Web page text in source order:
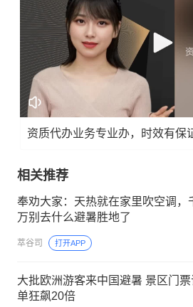
资质代办业务专业办，时效有保
相关推荐
奉劝大家：天热就在家里吹空调，
万别去什么避暑胜地了
萃谷司 打开APP
大批欧洲游客来中国避暑 景区门票
单狂飙20倍